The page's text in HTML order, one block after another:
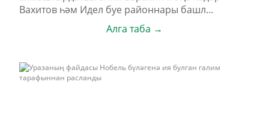
Вахитов һәм Идел буе районнары башл...
Алга таба →